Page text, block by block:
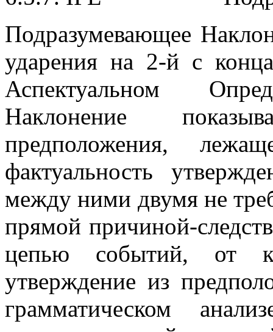
Подразумевающее
ударения на 2-й с
Аспектуальном
Наклонение
предположения,
фактуальность
между ними двумя не
прямой причиной-
цепью событий, от
утверждение из
грамматическом